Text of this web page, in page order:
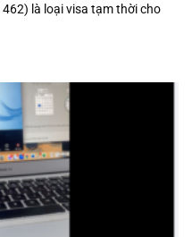
là loại visa tạm thời cho